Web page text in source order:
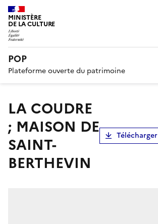
MINISTÈRE
DE LA CULTURE
POP
Plateforme ouverte du patrimoine
LA COUDRE
; MAISON DE
SAINT-
BERTHEVIN
Télécharger